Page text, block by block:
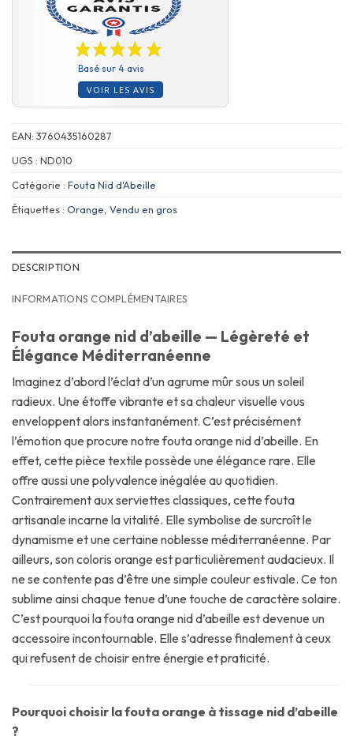
Basé sur 4 avis
VOIR LES AVIS
EAN: 3760435160287
UGS : ND010
Catégorie : Fouta Nid d'Abeille
Étiquettes : Orange Vendu en gros
DESCRIPTION
INFORMATIONS COMPLÉMENTAIRES
Fouta orange nid d’abeille — Légèreté et
Élégance Méditerranéenne
Imaginez d’abord l’éclat d’un agrume mûr sous un soleil
radieux. Une étoffe vibrante et sa chaleur visuelle vous
enveloppent alors instantanément. C’est précisément
l’émotion que procure notre fouta orange nid d’abeille. En
effet, cette pièce textile possède une élégance rare. Elle
offre aussi une polyvalence inégalée au quotidien.
Contrairement aux serviettes classiques, cette fouta
artisanale incarne la vitalité. Elle symbolise de surcroît le
dynamisme et une certaine noblesse méditerranéenne. Par
ailleurs, son coloris orange est particulièrement audacieux. Il
ne se contente pas d’être une simple couleur estivale. Ce ton
sublime ainsi chaque tenue d’une touche de caractère solaire.
C’est pourquoi la fouta orange nid d’abeille est devenue un
accessoire incontournable. Elle s’adresse finalement à ceux
qui refusent de choisir entre énergie et praticité.
Pourquoi choisir la fouta orange à tissage nid d’abeille
?